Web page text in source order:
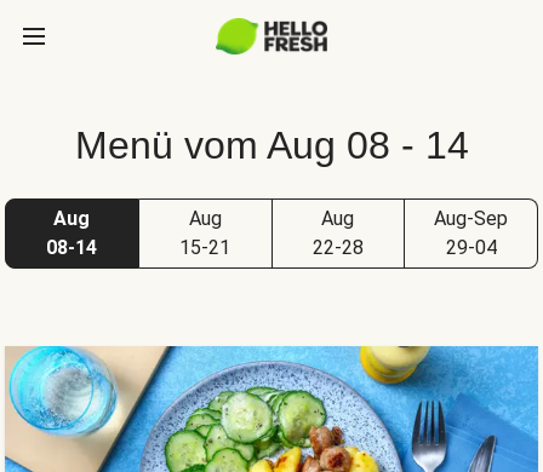
Menü vom Aug 08 - 14
Aug
08-14
Aug
15-21
Aug
22-28
Aug-Sep
29-04